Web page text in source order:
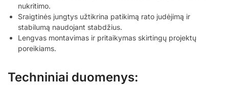
nukritimo.
Sraigtinės jungtys užtikrina patikimą rato judėjimą ir
stabilumą naudojant stabdžius.
Lengvas montavimas ir pritaikymas skirtingų projektų
poreikiams.
Techniniai duomenys: